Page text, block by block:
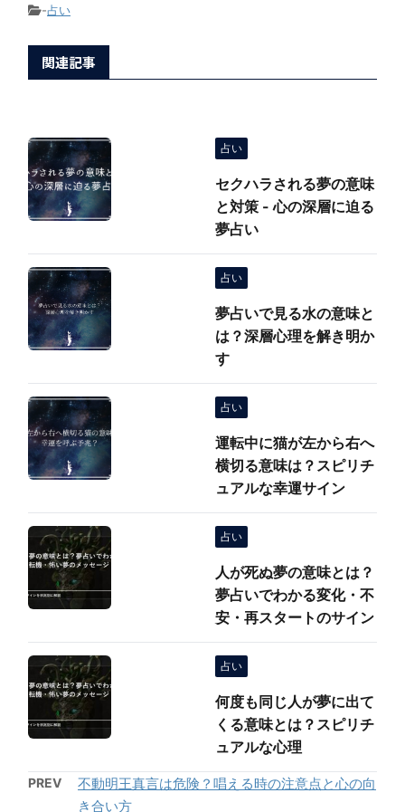
-占い
関連記事
占い
セクハラされる夢の意味
と対策 - 心の深層に迫る
夢占い
占い
夢占いで見る水の意味と
は？深層心理を解き明か
す
占い
運転中に猫が左から右へ
横切る意味は？スピリチ
ュアルな幸運サイン
占い
人が死ぬ夢の意味とは？
夢占いでわかる変化・不
安・再スタートのサイン
占い
何度も同じ人が夢に出て
くる意味とは？スピリチ
ュアルな心理
PREV
不動明王真言は危険？唱える時の注意点と心の向
き合い方